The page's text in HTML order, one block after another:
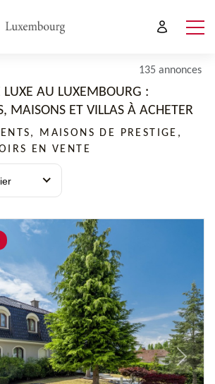
135 annonces
AU LUXEMBOURG :
MAISONS ET VILLAS À ACHETER
MAISONS DE PRESTIGE,
EN VENTE
Next